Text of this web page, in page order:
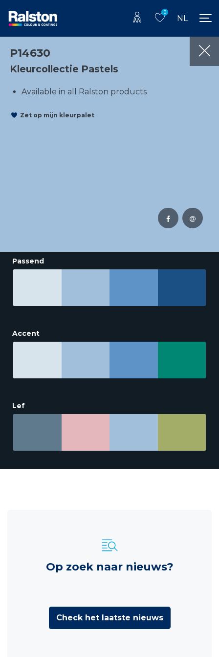
0
NL
P14630
Kleurcollectie Pastels
Available in all Ralston products
Zet op mijn kleurpalet
Passend
Accent
Lef
Op zoek naar nieuws?
Check het laatste nieuws